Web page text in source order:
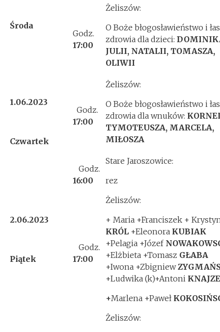
Środa
Godz.
17:00
Żeliszów:
O Boże błogosławieństwo i
zdrowia dla dzieci:
JULII, NATALII, TOMASZA,
OLIWII
1.06.2023
Czwartek
Godz.
17:00
Żeliszów:
O Boże błogosławieństwo i
zdrowia dla wnuków:
TYMOTEUSZA, MARCELA,
MIŁOSZA
2.06.2023
Piątek
Godz.
16:00
Stare Jaroszowice:
rez
Godz.
17:00
Żeliszów:
+ Maria +Franciszek +
KRÓL +Eleonora KUBIAK
+Pelagia +Józef
+Elżbieta +Tomasz GŁABA
+Iwona +Zbigniew
+Ludwika (k)+Antoni
+Marlena +Paweł
Żeliszów: